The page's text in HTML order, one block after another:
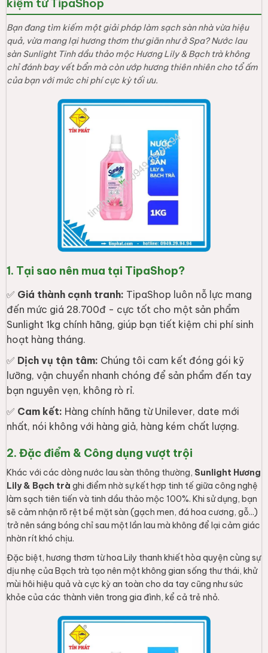
Bạn đang tìm kiếm một giải pháp làm sạch sàn nhà vừa hiệu
quả, vừa mang lại hương thơm thư giãn như ở Spa? Nước lau
sàn Sunlight Tinh dầu thảo mộc Hương Lily & Bạch trà không
chỉ đánh bay vết bẩn mà còn ướp hương thiên nhiên cho tổ ấm
của bạn với mức chi phí cực kỳ tối ưu.
1. Tại sao nên mua tại TipaShop?
✅ Giá thành cạnh tranh: TipaShop luôn nỗ lực mang
đến mức giá 28.700đ - cực tốt cho một sản phẩm
Sunlight 1kg chính hãng, giúp bạn tiết kiệm chi phí sinh
hoạt hàng tháng.
✅ Dịch vụ tận tâm: Chúng tôi cam kết đóng gói kỹ
lưỡng, vận chuyển nhanh chóng để sản phẩm đến tay
bạn nguyên vẹn, không rò rỉ.
✅ Cam kết: Hàng chính hãng từ Unilever, date mới
nhất, nói không với hàng giả, hàng kém chất lượng.
2. Đặc điểm & Công dụng vượt trội
Khác với các dòng nước lau sàn thông thường, Sunlight Hương
Lily & Bạch trà ghi điểm nhờ sự kết hợp tinh tế giữa công nghệ
làm sạch tiên tiến và tinh dầu thảo mộc 100%. Khi sử dụng, bạn
sẽ cảm nhận rõ rệt bề mặt sàn (gạch men, đá hoa cương, gỗ...)
trở nên sáng bóng chỉ sau một lần lau mà không để lại cảm giác
nhờn rít khó chịu.
Đặc biệt, hương thơm từ hoa Lily thanh khiết hòa quyện cùng sự
dịu nhẹ của Bạch trà tạo nên một không gian sống thư thái, khử
mùi hôi hiệu quả và cực kỳ an toàn cho da tay cũng như sức
khỏe của các thành viên trong gia đình, kể cả trẻ nhỏ.